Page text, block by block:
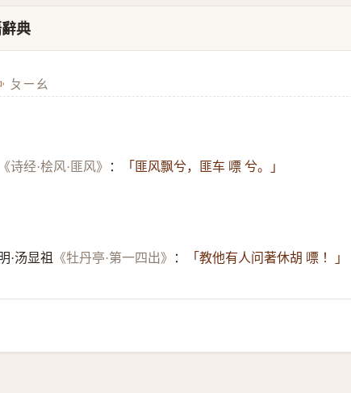
典
ㄆㄧㄠ
《诗经·桧风·匪风》 ： 「匪风飘兮，匪车 嘌 兮。」
·汤显祖 《牡丹亭·第一四出》 ： 「教他有人问著休胡 嘌 ！」